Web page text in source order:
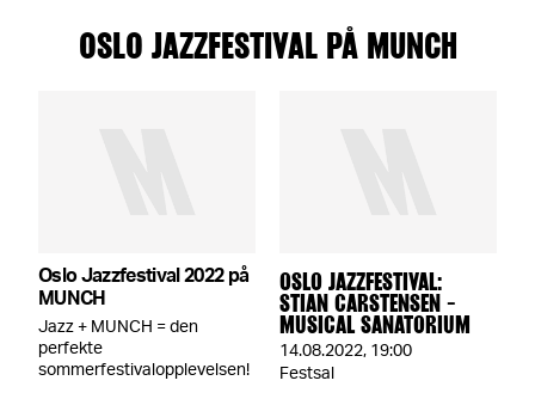
OSLO JAZZFESTIVAL PÅ MUNCH
Oslo Jazzfestival 2022 på
MUNCH
Jazz + MUNCH = den
perfekte
sommerfestivalopplevelsen!
OSLO JAZZFESTIVAL:
STIAN CARSTENSEN -
MUSICAL SANATORIUM
14.08.2022, 19:00
Festsal